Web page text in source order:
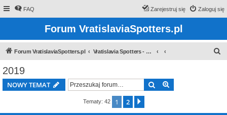
FAQ Zaloguj się
Zarejestruj się
Forum VratislaviaSpotters.pl
Forum VratislaviaSpotters.pl Vratislavia Spotters - Wroclawska grupa spotterska
2019
NOWY TEMAT Szukaj
Tematy: 42 1 2